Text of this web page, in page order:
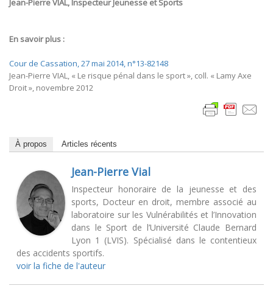
Jean-Pierre VIAL, Inspecteur Jeunesse et Sports
En savoir plus :
Cour de Cassation, 27 mai 2014, n°13-82148
Jean-Pierre VIAL, « Le risque pénal dans le sport », coll. « Lamy Axe
Droit », novembre 2012
À propos Articles récents
Jean-Pierre Vial
Inspecteur honoraire de la jeunesse et des
sports, Docteur en droit, membre associé au
laboratoire sur les Vulnérabilités et l’Innovation
dans le Sport de l’Université Claude Bernard
Lyon 1 (LVIS). Spécialisé dans le contentieux
des accidents sportifs.
voir la fiche de l'auteur